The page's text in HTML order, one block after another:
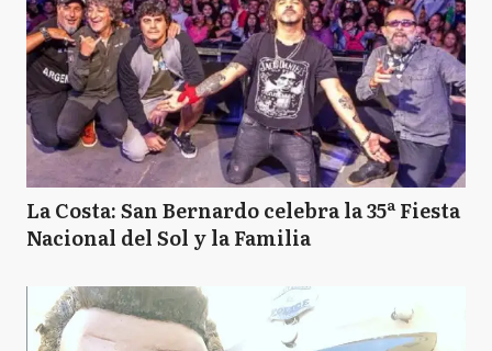
La Costa: San Bernardo celebra la 35ª Fiesta
Nacional del Sol y la Familia